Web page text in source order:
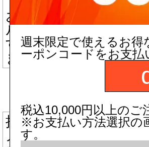
お手数ですが迷惑メ
ルにつきましてもご
す。
また、受信許可設定
▼ 携帯電話メールア
携帯電話の場合、迷
メールを受信できな
週末限定で使えるお
ーポンコードをお支
税込10,000円以上の
※お支払い方法選択の
す。